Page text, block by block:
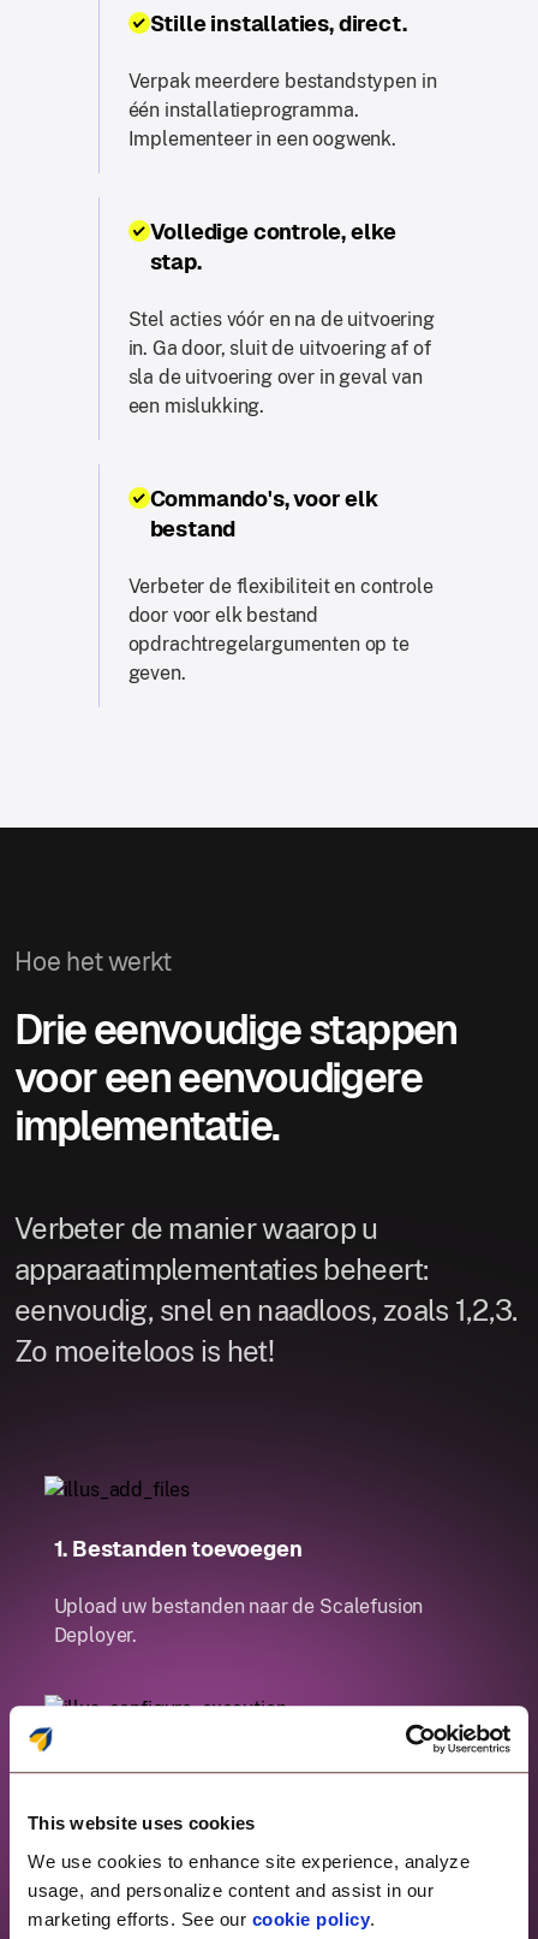
This website uses cookies
We use cookies to enhance site experience, analyze
usage, and personalize content and assist in our
marketing efforts. See our cookie policy.
Stille installaties, direct.
Verpak meerdere bestandstypen in
één installatieprogramma.
Implementeer in een oogwenk.
Volledige controle, elke
stap.
Stel acties vóór en na de uitvoering
in. Ga door, sluit de uitvoering af of
sla de uitvoering over in geval van
een mislukking.
Commando's, voor elk
bestand
Verbeter de flexibiliteit en controle
door voor elk bestand
opdrachtregelargumenten op te
geven.
Hoe het werkt
Drie eenvoudige stappen
voor een eenvoudigere
implementatie.
Verbeter de manier waarop u
apparaatimplementaties beheert:
eenvoudig, snel en naadloos, zoals 1,2,3.
Zo moeiteloos is het!
1. Bestanden toevoegen
Upload uw bestanden naar de Scalefusion
Deployer.
2. Uitvoering configureren
Definieer de taakuitvoeringsvolgorde, pre-
controles en post-acties.